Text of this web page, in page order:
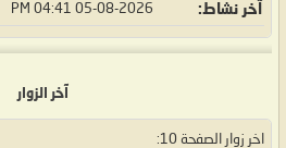
آخر نشاط 05-08-2026
04:41 PM
آخر الزوار
اخر زوار الصفحة 10: